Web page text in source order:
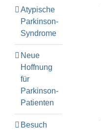
Atypische
Parkinson-
Syndrome
Neue
Hoffnung
für
Parkinson-
Patienten
Besuch